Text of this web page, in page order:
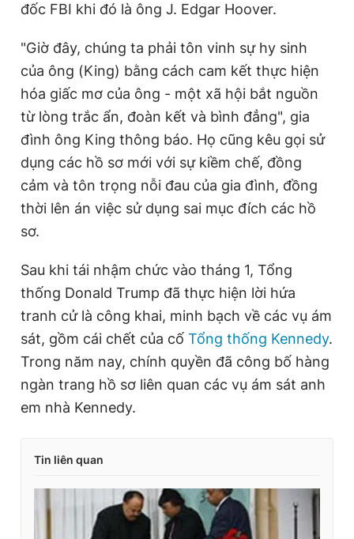
đốc FBI khi đó là ông J. Edgar Hoover.
"Giờ đây, chúng ta phải tôn vinh sự hy sinh
của ông (King) bằng cách cam kết thực hiện
hóa giấc mơ của ông - một xã hội bắt nguồn
từ lòng trắc ẩn, đoàn kết và bình đẳng", gia
đình ông King thông báo. Họ cũng kêu gọi sử
dụng các hồ sơ mới với sự kiềm chế, đồng
cảm và tôn trọng nỗi đau của gia đình, đồng
thời lên án việc sử dụng sai mục đích các hồ
sơ.
Sau khi tái nhậm chức vào tháng 1, Tổng
thống Donald Trump đã thực hiện lời hứa
tranh cử là công khai, minh bạch về các vụ ám
sát, gồm cái chết của cố Tổng thống Kennedy.
Trong năm nay, chính quyền đã công bố hàng
ngàn trang hồ sơ liên quan các vụ ám sát anh
em nhà Kennedy.
Tin liên quan